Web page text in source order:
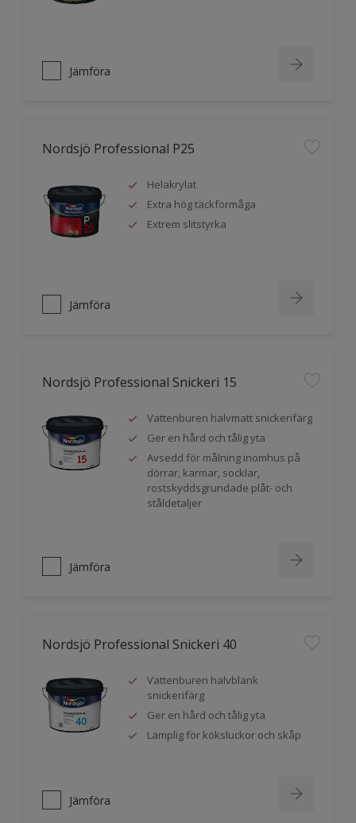
Jämföra
Nordsjö Professional P25
Helakrylat
Extra hög täckförmåga
Extrem slitstyrka
Jämföra
Nordsjö Professional Snickeri 15
Vattenburen halvmatt snickerifärg
Ger en hård och tålig yta
Avsedd för målning inomhus på
dörrar, karmar, socklar,
rostskyddsgrundade plåt- och
ståldetaljer
Jämföra
Nordsjö Professional Snickeri 40
Vattenburen halvblank
snickerifärg
Ger en hård och tålig yta
Lämplig för köksluckor och skåp
Jämföra